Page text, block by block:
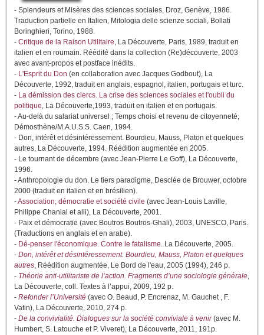
- Splendeurs et Misères des sciences sociales, Droz, Genève, 1986.
Traduction partielle en Italien, Mitologia delle scienze sociali, Bollati
Boringhieri, Torino, 1988.
- Critique de la Raison Utilitaire, La Découverte, Paris, 1989, traduit en
italien et en roumain. Réédité dans la collection (Re)découverte, 2003
avec avant-propos et postface inédits.
- L'Esprit du Don (en collaboration avec Jacques Godbout), La
Découverte, 1992, traduit en anglais, espagnol, italien, portugais et turc.
- La démission des clercs. La crise des sciences sociales et l'oubli du
politique, La Découverte,1993, traduit en italien et en portugais.
- Au-delà du salariat universel ; Temps choisi et revenu de citoyenneté,
Démosthène/M.A.U.S.S. Caen, 1994.
- Don, intérêt et désintéressement. Bourdieu, Mauss, Platon et quelques
autres, La Découverte, 1994. Réédition augmentée en 2005.
- Le tournant de décembre (avec Jean-Pierre Le Goff), La Découverte,
1996.
- Anthropologie du don. Le tiers paradigme, Desclée de Brouwer, octobre
2000 (traduit en italien et en brésilien).
-Association, démocratie et société civile (avec Jean-Louis Laville,
Philippe Chanial etalii), La Découverte, 2001.
- Paix et démocratie (avec Boutros Boutros-Ghali), 2003, UNESCO, Paris.
(Traductions en anglais et en arabe).
- Dé-penser l'économique. Contre le fatalisme. La Découverte, 2005.
- Don, intérêt et désintéressement. Bourdieu, Mauss, Platon et quelques
autres, Réédition augmentée, Le Bord de l'eau, 2005 (1994), 246 p.
- Théorie anti-utilitariste de l’action. Fragments d’une sociologie générale,
La Découverte, coll. Textes à l’appui, 2009, 192 p.
- Refonder l’Université (avec O. Beaud, P. Encrenaz, M. Gauchet , F.
Vatin), La Découverte, 2010, 274 p.
- De la convivialité. Dialogues sur la société conviviale à venir(avec M.
Humbert, S. Latouche et P. Viveret), La Découverte, 2011, 191p.